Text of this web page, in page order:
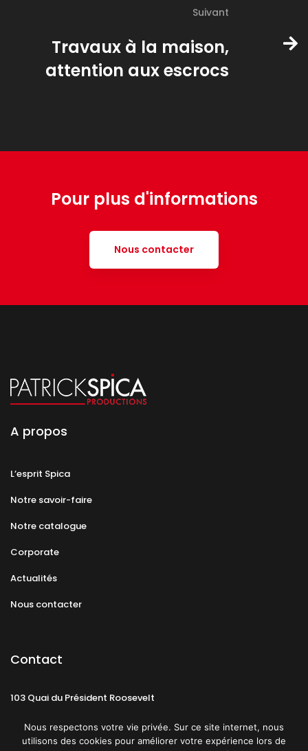
Suivant
Travaux à la maison,
attention aux escrocs
Pour plus d'informations
Nous contacter
A propos
L’esprit Spica
Notre savoir-faire
Notre catalogue
Corporate
Actualités
Nous contacter
Contact
103 Quai du Président Roosevelt
Nous respectons votre vie privée. Sur ce site internet, nous
utilisons des cookies pour améliorer votre expérience lors de